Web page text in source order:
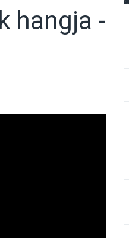
hangja -